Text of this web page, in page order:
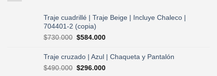
Traje cuadrillé | Traje Beige | Incluye Chaleco |
704401-2 (copia)
$730.000 El
original
era:
$730.000.
$584.000El
actual
es:
Traje cruzado | Azul | Chaqueta y Pantalón
$490.000 El
$296.000El